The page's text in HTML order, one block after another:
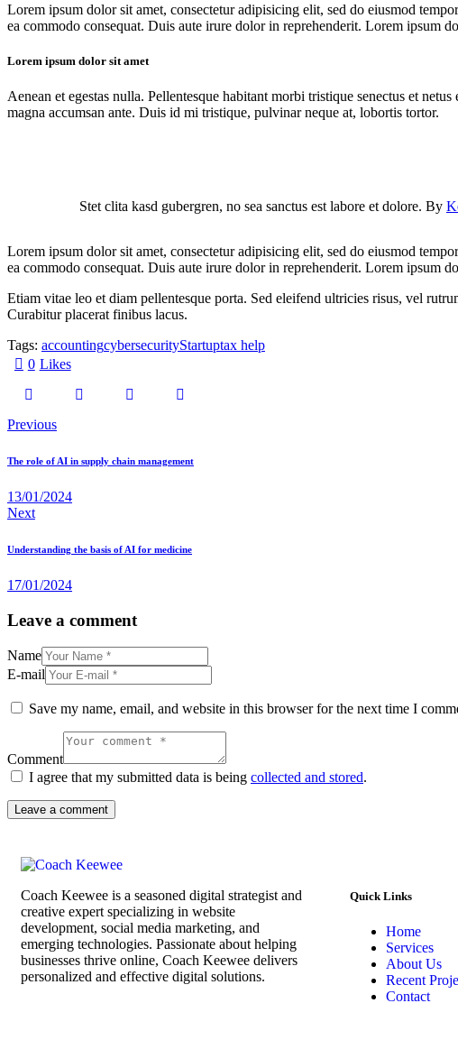
Lorem ipsum dolor sit amet, consectetur adipisicing elit, sed do eiusmod
ea commodo consequat. Duis aute irure dolor in reprehenderit. Lorem ipsum
Lorem ipsum dolor sit amet
Aenean et egestas nulla. Pellentesque habitant morbi tristique senectus et
magna accumsan ante. Duis id mi tristique, pulvinar neque at, lobortis tortor.
Stet clita kasd gubergren, no sea sanctus est labore et dolore. By
Lorem ipsum dolor sit amet, consectetur adipisicing elit, sed do eiusmod
ea commodo consequat. Duis aute irure dolor in reprehenderit. Lorem ipsum
Etiam vitae leo et diam pellentesque porta. Sed eleifend ultricies risus, vel
Curabitur placerat finibus lacus.
Tags: accountingcybersecurityStartuptax help
0 Likes
Previous
The role of AI in supply chain management
13/01/2024
Next
Understanding the basis of AI for medicine
17/01/2024
Leave a comment
Name
E-mail
Save my name, email, and website in this browser for the next time I
Comment
I agree that my submitted data is being collected and stored.
Coach Keewee is a seasoned digital strategist and
creative expert specializing in website
development, social media marketing, and
emerging technologies. Passionate about helping
businesses thrive online, Coach Keewee delivers
personalized and effective digital solutions.
Quick Links
Home
Services
About Us
Recent
Contact